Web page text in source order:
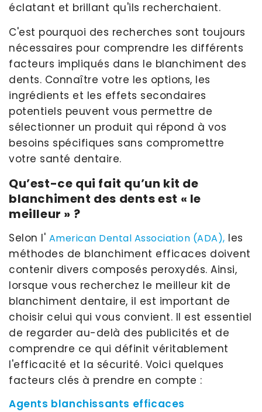
éclatant et brillant qu'ils recherchaient.
C'est pourquoi des recherches sont toujours
nécessaires pour comprendre les différents
facteurs impliqués dans le blanchiment des
dents. Connaître votre les options, les
ingrédients et les effets secondaires
potentiels peuvent vous permettre de
sélectionner un produit qui répond à vos
besoins spécifiques sans compromettre
votre santé dentaire.
Qu’est-ce qui fait qu’un kit de
blanchiment des dents est « le
meilleur » ?
Selon l' American Dental Association (ADA), les
méthodes de blanchiment efficaces doivent
contenir divers composés peroxydés. Ainsi,
lorsque vous recherchez le meilleur kit de
blanchiment dentaire, il est important de
choisir celui qui vous convient. Il est essentiel
de regarder au-delà des publicités et de
comprendre ce qui définit véritablement
l'efficacité et la sécurité. Voici quelques
facteurs clés à prendre en compte :
Agents blanchissants efficaces